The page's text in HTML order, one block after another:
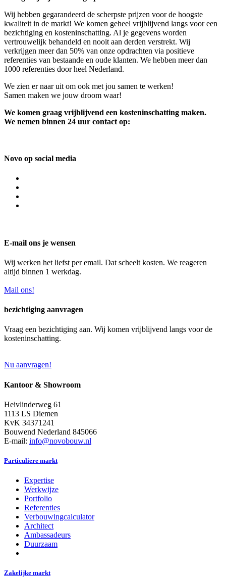
Wij hebben gegarandeerd de scherpste prijzen voor de hoogste
kwaliteit in de markt! We komen geheel vrijblijvend langs voor een
bezichtiging en kosteninschatting. Al je gegevens worden
vertrouwelijk behandeld en nooit aan derden verstrekt. Wij
verkrijgen meer dan 50% van onze opdrachten via positieve
referenties van bestaande en oude klanten. We hebben meer dan
1000 referenties door heel Nederland.
We zien er naar uit om ook met jou samen te werken!
Samen maken we jouw droom waar!
We komen graag vrijblijvend een kosteninschatting maken.
We nemen binnen 24 uur contact op:
Novo op social media
E-mail ons je wensen
Wij werken het liefst per email. Dat scheelt kosten. We reageren
altijd binnen 1 werkdag.
Mail ons!
bezichtiging aanvragen
Vraag een bezichtiging aan. Wij komen vrijblijvend langs voor de
kosteninschatting.
Nu aanvragen!
Kantoor & Showroom
Heivlinderweg 61
1113 LS Diemen
KvK 34371241
Bouwend Nederland 845066
E-mail: info@novobouw.nl
Particuliere markt
Expertise
Werkwijze
Portfolio
Referenties
Verbouwingcalculator
Architect
Ambassadeurs
Duurzaam
Zakelijke markt